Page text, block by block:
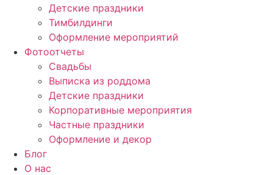
Детские праздники
Тимбилдинги
Оформление мероприятий
Фотоотчеты
Cвадьбы
Выписка из роддома
Детские праздники
Корпоративные мероприятия
Частные праздники
Оформление и декор
Блог
О нас